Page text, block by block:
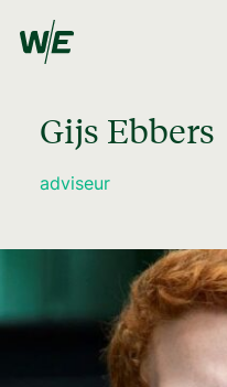
Gijs Ebbers
adviseur